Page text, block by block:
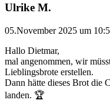
Ulrike M.
05.November 2025 um
Hallo Dietmar,
mal angenommen, wir
Lieblingsbrote erstellen.
Dann hätte dieses Brot die
landen. 🏆